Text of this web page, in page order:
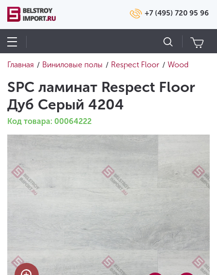
+7 (495) 720 95 96
Главная / Виниловые полы / Respect Floor / Wood
SPC ламинат Respect Floor
Дуб Серый 4204
Код товара: 00064222